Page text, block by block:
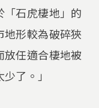
石虎棲地」的
形較為破碎狹
任適合棲地被
了。」